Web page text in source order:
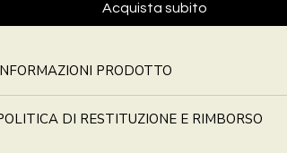
Acquista subito
PRODOTTO
DI RESTITUZIONE E RIMBORSO